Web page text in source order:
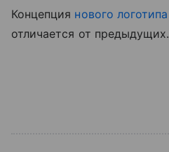
Концепция нового логотипа
отличается от предыдущих.